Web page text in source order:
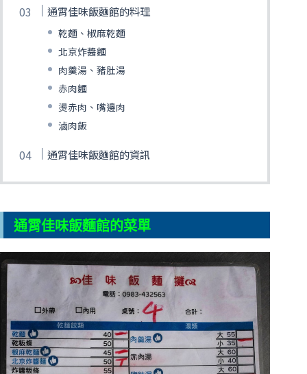
通霄佳味飯麵館的料理
乾麵、椒麻乾麵
北京炸醬麵
肉羹湯、豬肚湯
赤肉麵
燙赤肉、嘴邊肉
滷肉飯
通霄佳味飯麵館的資訊
通霄佳味飯麵館的菜單